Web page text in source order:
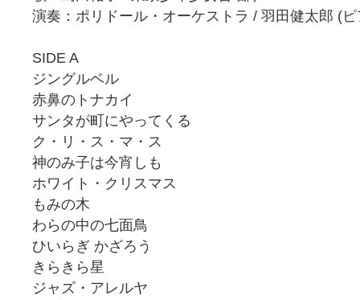
演奏：ポリドール・オーケストラ / 羽田健太郎 (
SIDE A
ジングルベル
赤鼻のトナカイ
サンタが町にやってくる
ク・リ・ス・マ・ス
神のみ子は今宵しも
ホワイト・クリスマス
もみの木
わらの中の七面鳥
ひいらぎ かざろう
きらきら星
ジャズ・アレルヤ